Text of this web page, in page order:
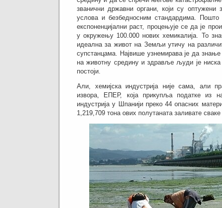
званични државни органи, који су оптужени
услова и безбедносним стандардима.
Пошто
експоненцијални раст, процењује се да је
у окружењу 100.000 нових хемикалија. То
идеална за живот на Земљи утичу на
супстанцама. Највише узнемирава је да
на животну средину и здравље људи је ниска
постоји.
Али, хемијска индустрија није сама, али
извора, ЕПЕР, која прикупља податке из
индустрија у Шпанији преко 44 опасних
1,219,709 тона ових полутаната заливате